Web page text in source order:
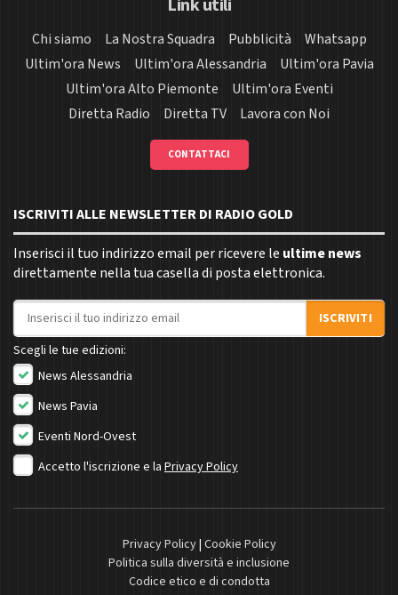
Link utili
Chi siamo La Nostra Squadra Pubblicità
Whatsapp
Ultim'ora News
Ultim'ora Alessandria
Ultim'ora Pavia
Ultim'ora Alto Piemonte
Ultim'ora Eventi
Diretta Radio
Diretta TV Lavora con Noi
CONTATTACI
ISCRIVITI ALLE NEWSLETTER DI RADIO GOLD
Inserisci il tuo indirizzo email per ricevere le ultime news
direttamente nella tua casella di posta elettronica.
Indirizzo email
ISCRIVITI
Scegli le tue edizioni:
News Alessandria
News Pavia
Eventi Nord-Ovest
Accetto l'iscrizione e la Privacy Policy
Privacy Policy| Cookie Policy
Politica sulla diversità e inclusione
Codice etico e di condotta